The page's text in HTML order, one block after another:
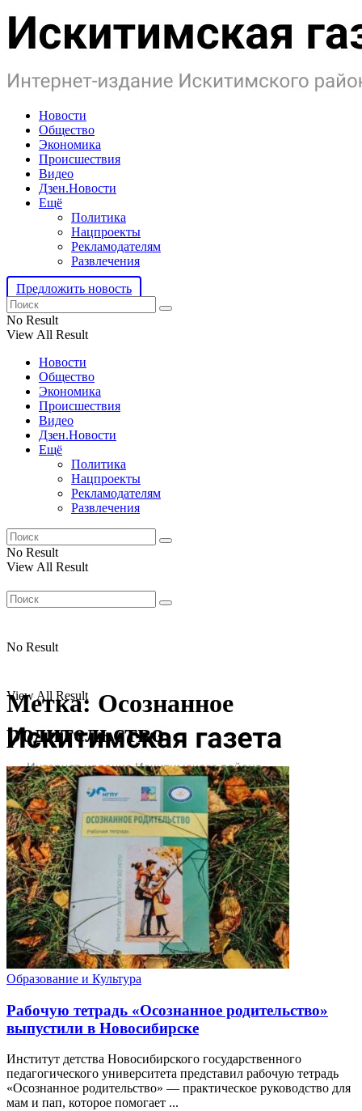
Новости
Общество
Экономика
Происшествия
Видео
Дзен.Новости
Ещё
Политика
Нацпроекты
Рекламодателям
Развлечения
Предложить новость
No Result
View All Result
Новости
Общество
Экономика
Происшествия
Видео
Дзен.Новости
Ещё
Политика
Нацпроекты
Рекламодателям
Развлечения
No Result
View All Result
No Result
View All Result
Метка: Осознанное
родительство
Образование и Культура
Рабочую тетрадь «Осознанное родительство»
выпустили в Новосибирске
Институт детства Новосибирского государственного
педагогического университета представил рабочую тетрадь
«Осознанное родительство» — практическое руководство для
мам и пап, которое помогает ...